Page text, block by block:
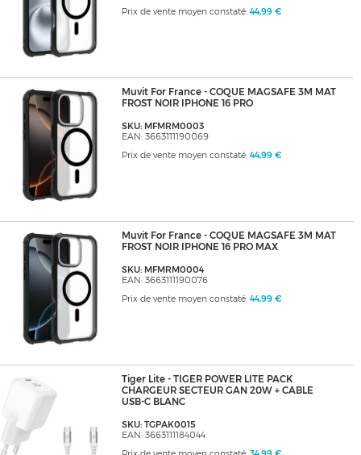
Prix de vente moyen constaté: 44,99 €
Muvit For France - COQUE MAGSAFE 3M MAT
FROST NOIR IPHONE 16 PRO
SKU: MFMRM0003
EAN: 3663111190069
Prix de vente moyen constaté: 44,99 €
Muvit For France - COQUE MAGSAFE 3M MAT
FROST NOIR IPHONE 16 PRO MAX
SKU: MFMRM0004
EAN: 3663111190076
Prix de vente moyen constaté: 44,99 €
Tiger Lite - TIGER POWER LITE PACK
CHARGEUR SECTEUR GAN 20W + CABLE
USB-C BLANC
SKU: TGPAK0015
EAN: 3663111184044